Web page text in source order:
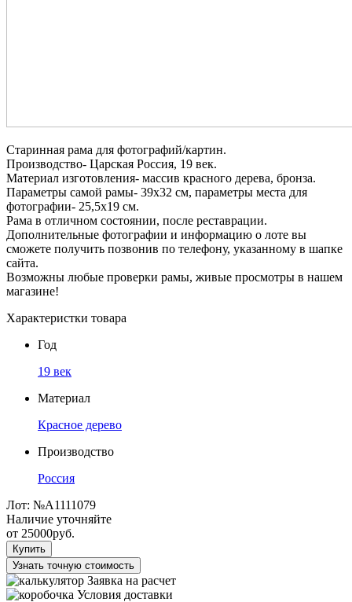
Старинная рама для фотографий/картин.
Производство- Царская Россия, 19 век.
Материал изготовления- массив красного дерева, бронза.
Параметры самой рамы- 39х32 см, параметры места для
фотографии- 25,5х19 см.
Рама в отличном состоянии, после реставрации.
Дополнительные фотографии и информацию о лоте вы
сможете получить позвонив по телефону, указанному в шапке
сайта.
Возможны любые проверки рамы, живые просмотры в нашем
магазине!
Характеристки товара
Год
19 век
Материал
Красное дерево
Производство
Россия
Лот: №А1111079
Наличие уточняйте
от 25000руб.
Купить
Узнать точную стоимость
Заявка на расчет
Условия доставки